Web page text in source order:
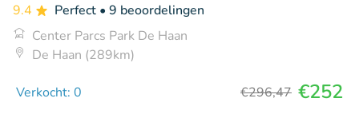
9.4 Perfect • 9 beoordelingen
Center Parcs Park De Haan
De Haan (289km)
Verkocht: 0 €296,47 €252